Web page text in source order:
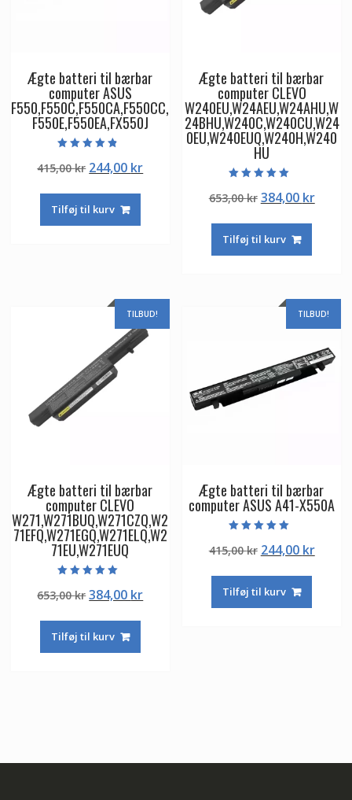
Ægte batteri til bærbar
computer ASUS
F550,F550C,F550CA,F550CC,
F550E,F550EA,FX550J
4.50
ud af 5
415,00kr Den
pris
var:
244,00 krDen
Tilføj til kurv
Ægte batteri til bærbar
computer CLEVO
W240EU,W24AEU,W24AHU,W
24BHU,W240C,W240CU,W24
0EU,W240EUQ,W240H,W240
HU
5.00
ud af 5
653,00kr Den
pris
var:
384,00 krDen
Tilføj til kurv
TILBUD!
Ægte batteri til bærbar
computer CLEVO
W271,W271BUQ,W271CZQ,W2
71EFQ,W271EGQ,W271ELQ,W2
71EU,W271EUQ
5.00
ud af 5
653,00krDen
pris
var:
384,00 krDen
Tilføj til kurv
TILBUD!
Ægte batteri til bærbar
computer ASUS A41-X550A
5.00
ud af 5
415,00kr Den
pris
var:
244,00 krDen
Tilføj til kurv